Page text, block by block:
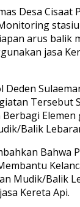
Desa Cisaat
arus balik
jasa
Tersebut
Elemen
Balik
Bahwa
Mudik/Balik
Kereta Api.